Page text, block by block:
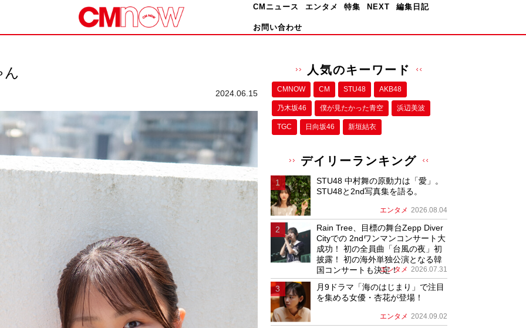
CMニュース エンタメ 特集 NEXT 編集日記
お問い合わせ
ん
2024.06.15
人気のキーワード
CMNOW CM STU48 AKB48
乃木坂46 僕が⾒たかった⻘空 浜辺美波
TGC 日向坂46 新垣結衣
デイリーランキング
STU48 中村舞の原動力は「愛」。
STU48と2nd写真集を語る。
エンタメ 2026.08.04
Rain Tree、目標の舞台Zepp Diver
Cityでの 2ndワンマンコンサート大
成功！ 初の全員曲「台風の夜」初
披露！ 初の海外単独公演となる韓
国コンサートも決定！
エンタメ 2026.07.31
月9ドラマ「海のはじまり」で注目
を集める女優・杏花が登場！
エンタメ 2024.09.02